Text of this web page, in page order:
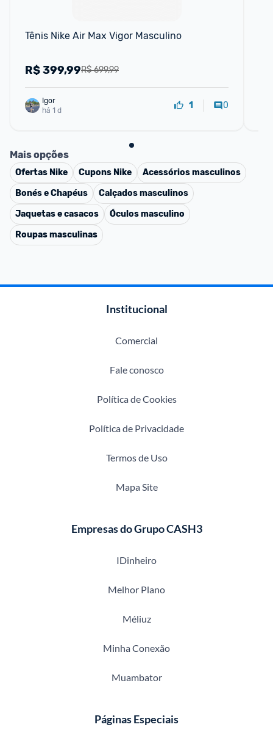
Tênis Nike Air Max Vigor Masculino
R$ 699,99
R$399,99
Igor
há 1 d
1 0
Mais opções
Ofertas Nike Cupons Nike
Acessórios masculinos
Bonés e Chapéus
Calçados masculinos
Jaquetas e casacos
Óculos masculino
Roupas masculinas
Institucional
Comercial
Fale conosco
Política de Cookies
Política de Privacidade
Termos de Uso
Mapa Site
Empresas do Grupo CASH3
IDinheiro
Melhor Plano
Méliuz
Minha Conexão
Muambator
Páginas Especiais